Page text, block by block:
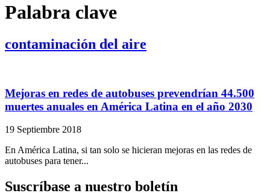
Palabra clave
contaminación del aire
Mejoras en redes de autobuses prevendrían 44.500
muertes anuales en América Latina en el año 2030
19 Septiembre 2018
En América Latina, si tan solo se hicieran mejoras en las redes de
autobuses para tener...
Suscríbase a nuestro boletín